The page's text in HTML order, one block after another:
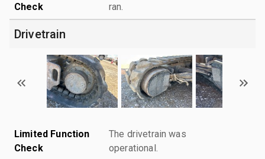
Check
ran.
Drivetrain
Limited Function
Check
The drivetrain was
operational.